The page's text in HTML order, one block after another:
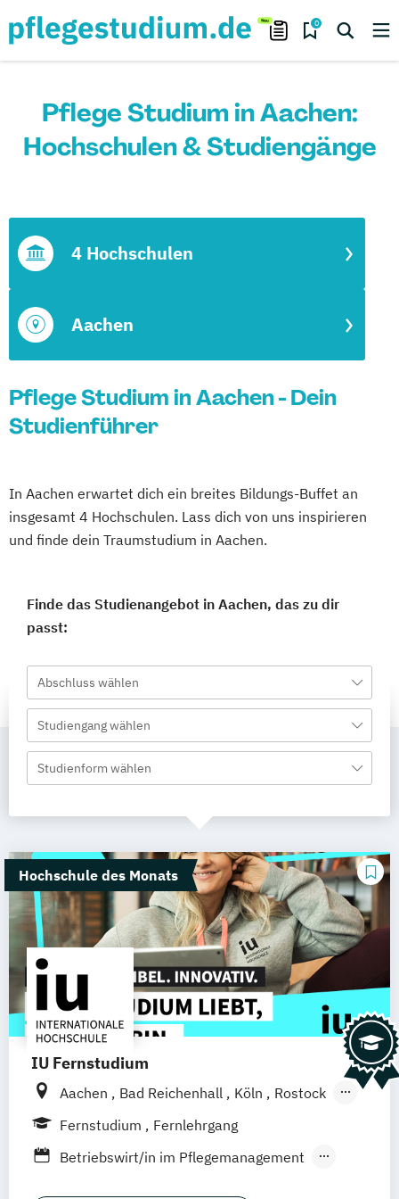
0
Pflege Studium in Aachen:
Hochschulen & Studiengänge
Aachen
4 Hochschulen
Pflege Studium in Aachen - Dein
Studienführer
In Aachen erwartet dich ein breites Bildungs-Buffet an
insgesamt 4 Hochschulen. Lass dich von uns inspirieren
und finde dein Traumstudium in Aachen.
Finde das Studienangebot in Aachen, das zu dir
passt:
Abschluss wählen
Studiengang wählen
Studienform wählen
Hochschule des Monats
IU Fernstudium
Aachen Bad Reichenhall Köln
Rostock
Freiburg
Frankfurt am Main
Deggendorf Karlsruhe Kassel
Oberhausen Offenbach Saarbrücken
Fernstudium
Fernlehrgang
Betriebswirt/in im Pflegemanagement